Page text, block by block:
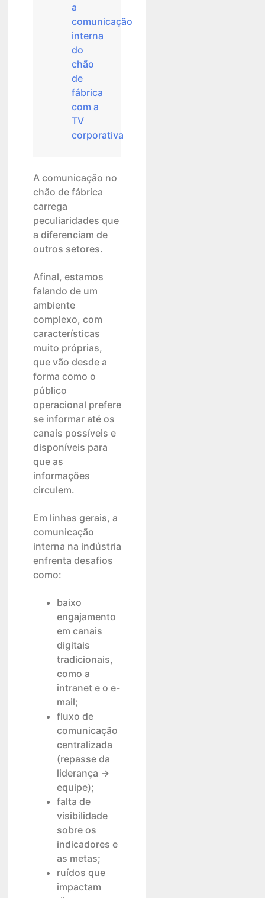
a
comunicação
interna
do
chão
de
fábrica
com a
TV
corporativa
A comunicação no
chão de fábrica
carrega
peculiaridades que
a diferenciam de
outros setores.
Afinal, estamos
falando de um
ambiente
complexo, com
características
muito próprias,
que vão desde a
forma como o
público
operacional prefere
se informar até os
canais possíveis e
disponíveis para
que as
informações
circulem.
Em linhas gerais, a
comunicação
interna na indústria
enfrenta desafios
como:
baixo
engajamento
em canais
digitais
tradicionais,
como a
intranet e o e-
mail;
fluxo de
comunicação
centralizada
(repasse da
liderança →
equipe);
falta de
visibilidade
sobre os
indicadores e
as metas;
ruídos que
impactam